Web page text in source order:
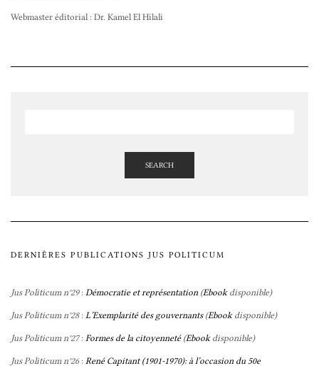
Webmaster éditorial : Dr. Kamel El Hilali
SEARCH
DERNIÈRES PUBLICATIONS JUS POLITICUM
Jus Politicum n°29: Démocratie et représentation (Ebookdisponible)
Jus Politicum n°28: L’Exemplarité des gouvernants(Ebookdisponible)
Jus Politicum n°27: Formes de la citoyenneté(Ebookdisponible)
Jus Politicum n°26: René Capitant (1901-1970): à l’occasion du 50e